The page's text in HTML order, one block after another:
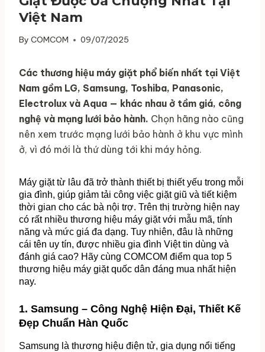
Việt Nam
By COMCOM 09/07/2025
Các thương hiệu máy giặt phổ biến nhất tại Việt
Nam gồm LG, Samsung, Toshiba, Panasonic,
Electrolux và Aqua — khác nhau ở tầm giá, công
nghệ và mạng lưới bảo hành. Chọn hãng nào cũng
nên xem trước mạng lưới bảo hành ở khu vực mình
ở, vì đó mới là thứ dùng tới khi máy hỏng.
Máy giặt từ lâu đã trở thành thiết bị thiết yếu trong mỗi
gia đình, giúp giảm tải công việc giặt giũ và tiết kiệm
thời gian cho các bà nội trợ. Trên thị trường hiện nay
có rất nhiều thương hiệu máy giặt với mẫu mã, tính
năng và mức giá đa dạng. Tuy nhiên, đâu là những
cái tên uy tín, được nhiều gia đình Việt tin dùng và
đánh giá cao? Hãy cùng COMCOM điểm qua top 5
thương hiệu máy giặt quốc dân đáng mua nhất hiện
nay.
1. Samsung – Công Nghệ Hiện Đại, Thiết Kế
Đẹp Chuẩn Hàn Quốc
Samsung là thương hiệu điện tử, gia dụng nổi tiếng